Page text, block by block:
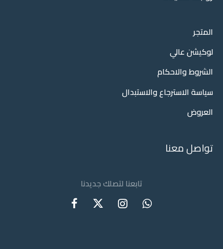
المتجر
لوكيشن عالي
الشروط والاحكام
سياسة الاسترجاع والاستبدال
العروض
تواصل معنا
تابعنا لتصلك جديدنا